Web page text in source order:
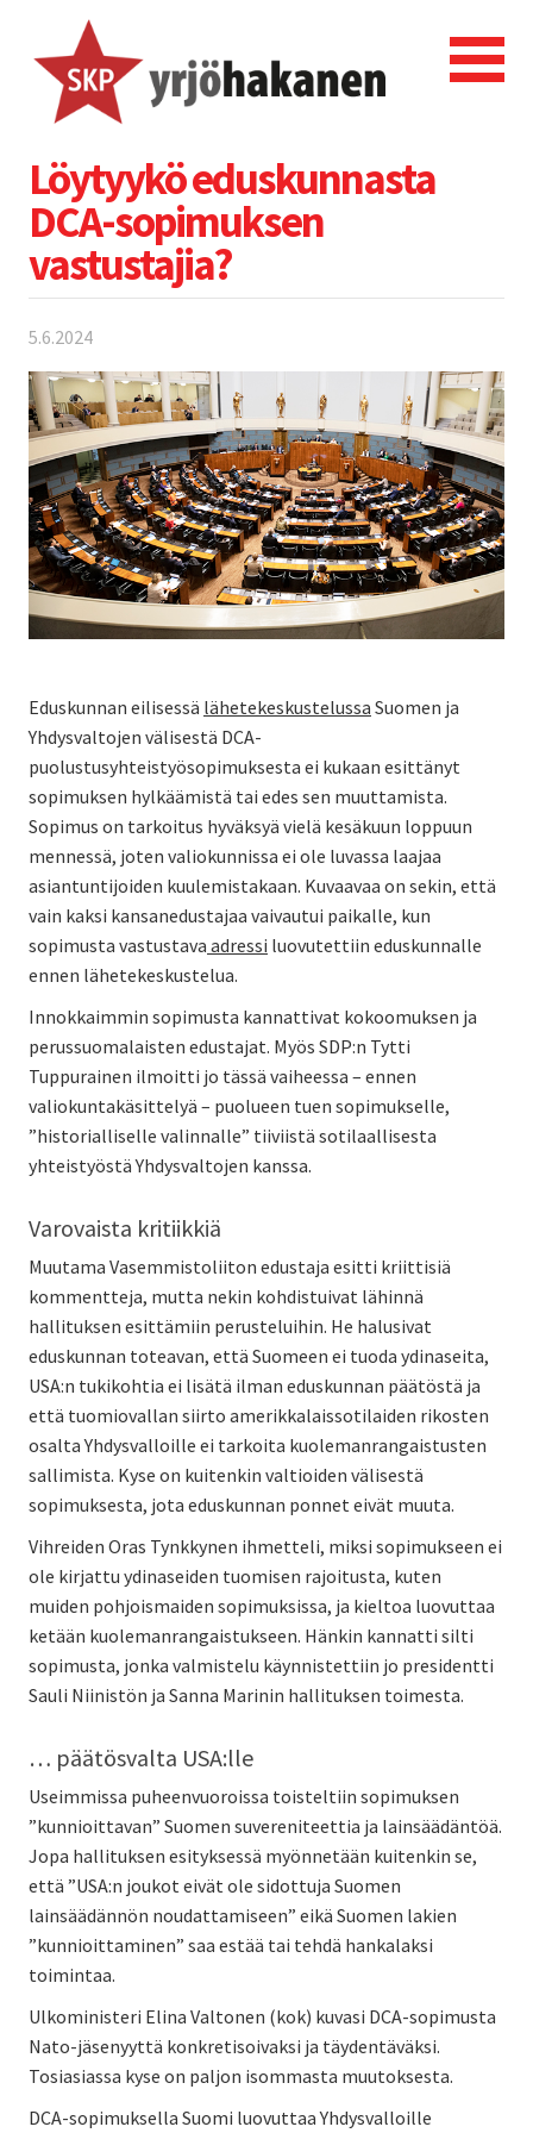
Löytyykö eduskunnasta
DCA-sopimuksen
vastustajia?
5.6.2024
Eduskunnan eilisessä lähetekeskustelussa Suomen ja
Yhdysvaltojen välisestä DCA-
puolustusyhteistyösopimuksesta ei kukaan esittänyt
sopimuksen hylkäämistä tai edes sen muuttamista.
Sopimus on tarkoitus hyväksyä vielä kesäkuun loppuun
mennessä, joten valiokunnissa ei ole luvassa laajaa
asiantuntijoiden kuulemistakaan. Kuvaavaa on sekin, että
vain kaksi kansanedustajaa vaivautui paikalle, kun
sopimusta vastustava adressi luovutettiin eduskunnalle
ennen lähetekeskustelua.
Innokkaimmin sopimusta kannattivat kokoomuksen ja
perussuomalaisten edustajat. Myös SDP:n Tytti
Tuppurainen ilmoitti jo tässä vaiheessa – ennen
valiokuntakäsittelyä – puolueen tuen sopimukselle,
”historialliselle valinnalle” tiiviistä sotilaallisesta
yhteistyöstä Yhdysvaltojen kanssa.
Varovaista kritiikkiä
Muutama Vasemmistoliiton edustaja esitti kriittisiä
kommentteja, mutta nekin kohdistuivat lähinnä
hallituksen esittämiin perusteluihin. He halusivat
eduskunnan toteavan, että Suomeen ei tuoda ydinaseita,
USA:n tukikohtia ei lisätä ilman eduskunnan päätöstä ja
että tuomiovallan siirto amerikkalaissotilaiden rikosten
osalta Yhdysvalloille ei tarkoita kuolemanrangaistusten
sallimista. Kyse on kuitenkin valtioiden välisestä
sopimuksesta, jota eduskunnan ponnet eivät muuta.
Vihreiden Oras Tynkkynen ihmetteli, miksi sopimukseen ei
ole kirjattu ydinaseiden tuomisen rajoitusta, kuten
muiden pohjoismaiden sopimuksissa, ja kieltoa luovuttaa
ketään kuolemanrangaistukseen. Hänkin kannatti silti
sopimusta, jonka valmistelu käynnistettiin jo presidentti
Sauli Niinistön ja Sanna Marinin hallituksen toimesta.
… päätösvalta USA:lle
Useimmissa puheenvuoroissa toisteltiin sopimuksen
”kunnioittavan” Suomen suvereniteettia ja lainsäädäntöä.
Jopa hallituksen esityksessä myönnetään kuitenkin se,
että ”USA:n joukot eivät ole sidottuja Suomen
lainsäädännön noudattamiseen” eikä Suomen lakien
”kunnioittaminen” saa estää tai tehdä hankalaksi
toimintaa.
Ulkoministeri Elina Valtonen (kok) kuvasi DCA-sopimusta
Nato-jäsenyyttä konkretisoivaksi ja täydentäväksi.
Tosiasiassa kyse on paljon isommasta muutoksesta.
DCA-sopimuksella Suomi luovuttaa Yhdysvalloille